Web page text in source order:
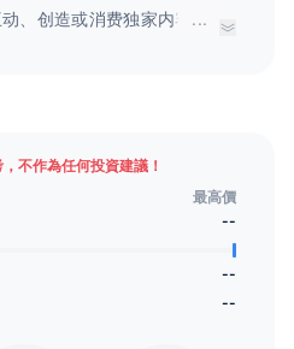
、创造或消费独家内容的独
...
不作為任何投資建議！
最高價
--
--
--